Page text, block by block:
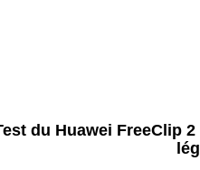
du Huawei FreeClip